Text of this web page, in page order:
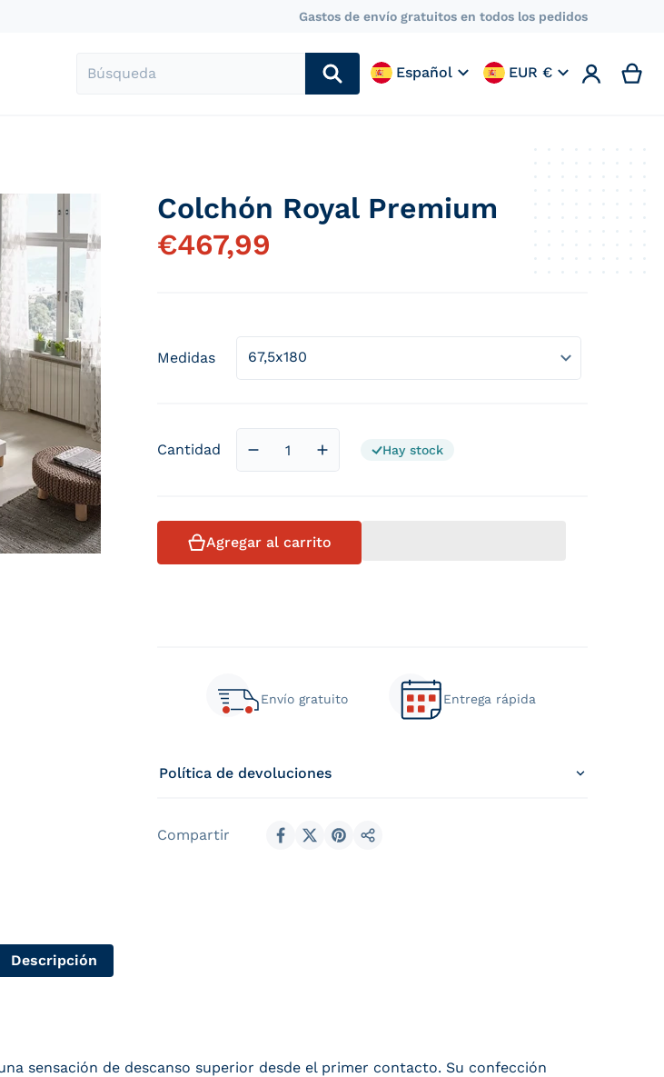
Gastos de envío gratuitos en todos los pedidos
Búsqueda
Idioma
🇪🇸Español
País/región
🇪🇸EUR €
4aea-899a-fbe2e31c6de9.jpg
1 en vista de galería
products/colchon-visco-royal-premium_a3128310-d8b8-4e38-ba8c-
Abrir elemento multimedia 2 en vista de
products/
Colchón Royal Premium
€467,99
Medidas
Cantidad
Reducir cantidad para Colchón Royal Premium
Aumentar cantidad para Colchón Royal
Hay stock
Agregar al carrito
Envío gratuito Entrega rápida
Política de devoluciones
Compartir
Compartir en Facebook
Compartir en X (Twitter)
Compartir en Pinterest
Compartir
Descripción
sensación de descanso superior desde el primer contacto. Su confección